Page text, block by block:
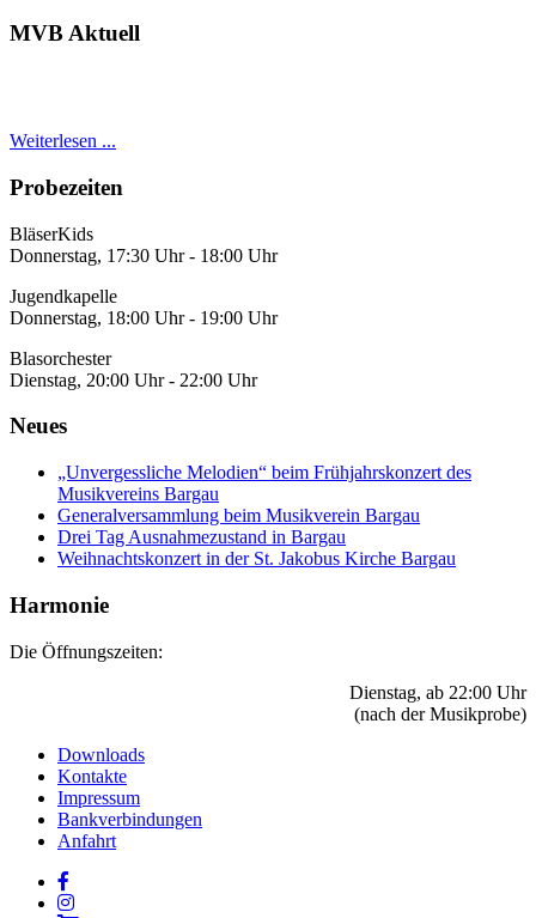
MVB Aktuell
Weiterlesen ...
Probezeiten
BläserKids
Donnerstag, 17:30 Uhr - 18:00 Uhr
Jugendkapelle
Donnerstag, 18:00 Uhr - 19:00 Uhr
Blasorchester
Dienstag, 20:00 Uhr - 22:00 Uhr
Neues
„Unvergessliche Melodien“ beim Frühjahrskonzert des
Musikvereins Bargau
Generalversammlung beim Musikverein Bargau
Drei Tag Ausnahmezustand in Bargau
Weihnachtskonzert in der St. Jakobus Kirche Bargau
Harmonie
Die Öffnungszeiten:
Dienstag, ab 22:00 Uhr
(nach der Musikprobe)
Downloads
Kontakte
Impressum
Bankverbindungen
Anfahrt